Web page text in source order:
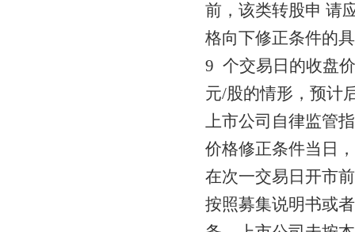
前，该类转股申 请
格向下修正条件
9 个交易日的收盘
元/股的情形，预计
上市公司自律监管
价格修正条件当日
在次一交易日开市
按照募集说明书或